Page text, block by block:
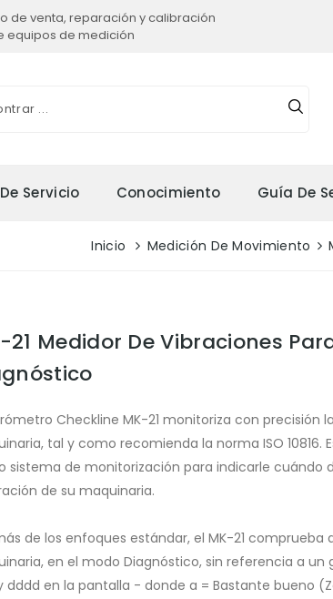
de venta, reparación y calibración
equipos de medición
Servicio Conocimiento Guía De
Inicio Medición De Movimiento
21 Medidor De Vibraciones
Checkline MK-21 monitoriza con precisión
tal y como recomienda la norma ISO 10816.
sistema de monitorización para indicarle cuándo
de su maquinaria.
de los enfoques estándar, el MK-21
en el modo Diagnóstico, sin referencia a un
dddd en la pantalla - donde a = Bastante bueno